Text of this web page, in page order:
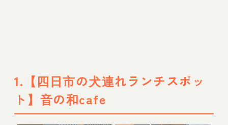
トレーニングも覚えよう！
お出かけ時におすすめの愛犬用おやつ
1.【四日市の犬連れランチスポッ
ト】音の和cafe